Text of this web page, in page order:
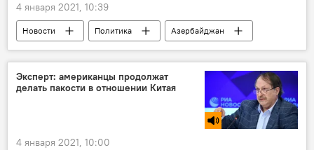
4 января 2021, 10:39
Новости Политика
Азербайджан
Россия
АНАЛИТИКА
Евгений Михайлов
Южный Кавказ
Потенциал
Россия
развитие
Эксперт: американцы продолжат
делать пакости в отношении Китая
4 января 2021, 10:00